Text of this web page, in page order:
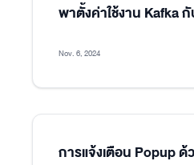
พาตั้งค่าใช้งาน Kafka
Nov. 6, 2024
การแจ้งเตือน Popup